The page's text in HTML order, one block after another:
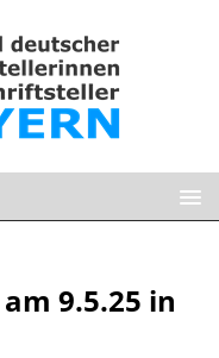
9.5.25 in